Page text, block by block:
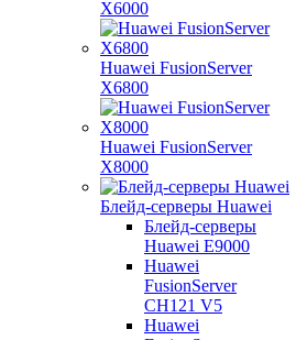
X6000
Huawei FusionServer
X6800
Huawei FusionServer
X8000
Блейд-серверы Huawei
Блейд-серверы
Huawei E9000
Huawei
FusionServer
CH121 V5
Huawei